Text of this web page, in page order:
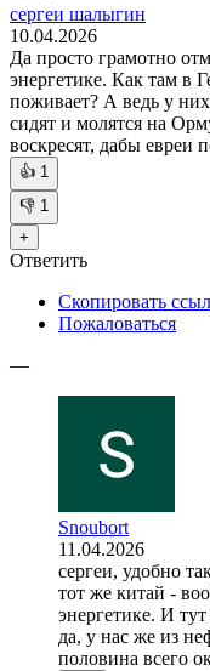
сергеи шалыгин
10.04.2026
Да просто грамотно
энергетике. Как там в
поживает? А ведь у
сидят и молятся на
воскресят, дабы евреи
👍 1
👎 1
+
Ответить
Скопировать
Пожаловаться
—
Snoubort
11.04.2026
сергеи, удобно
тот же китай -
энергетике. И
да, у нас же из
половина всего